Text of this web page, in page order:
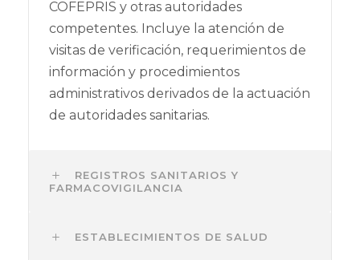
COFEPRIS y otras autoridades
competentes. Incluye la atención de
visitas de verificación, requerimientos de
información y procedimientos
administrativos derivados de la actuación
de autoridades sanitarias.
REGISTROS SANITARIOS Y
FARMACOVIGILANCIA
ESTABLECIMIENTOS DE SALUD